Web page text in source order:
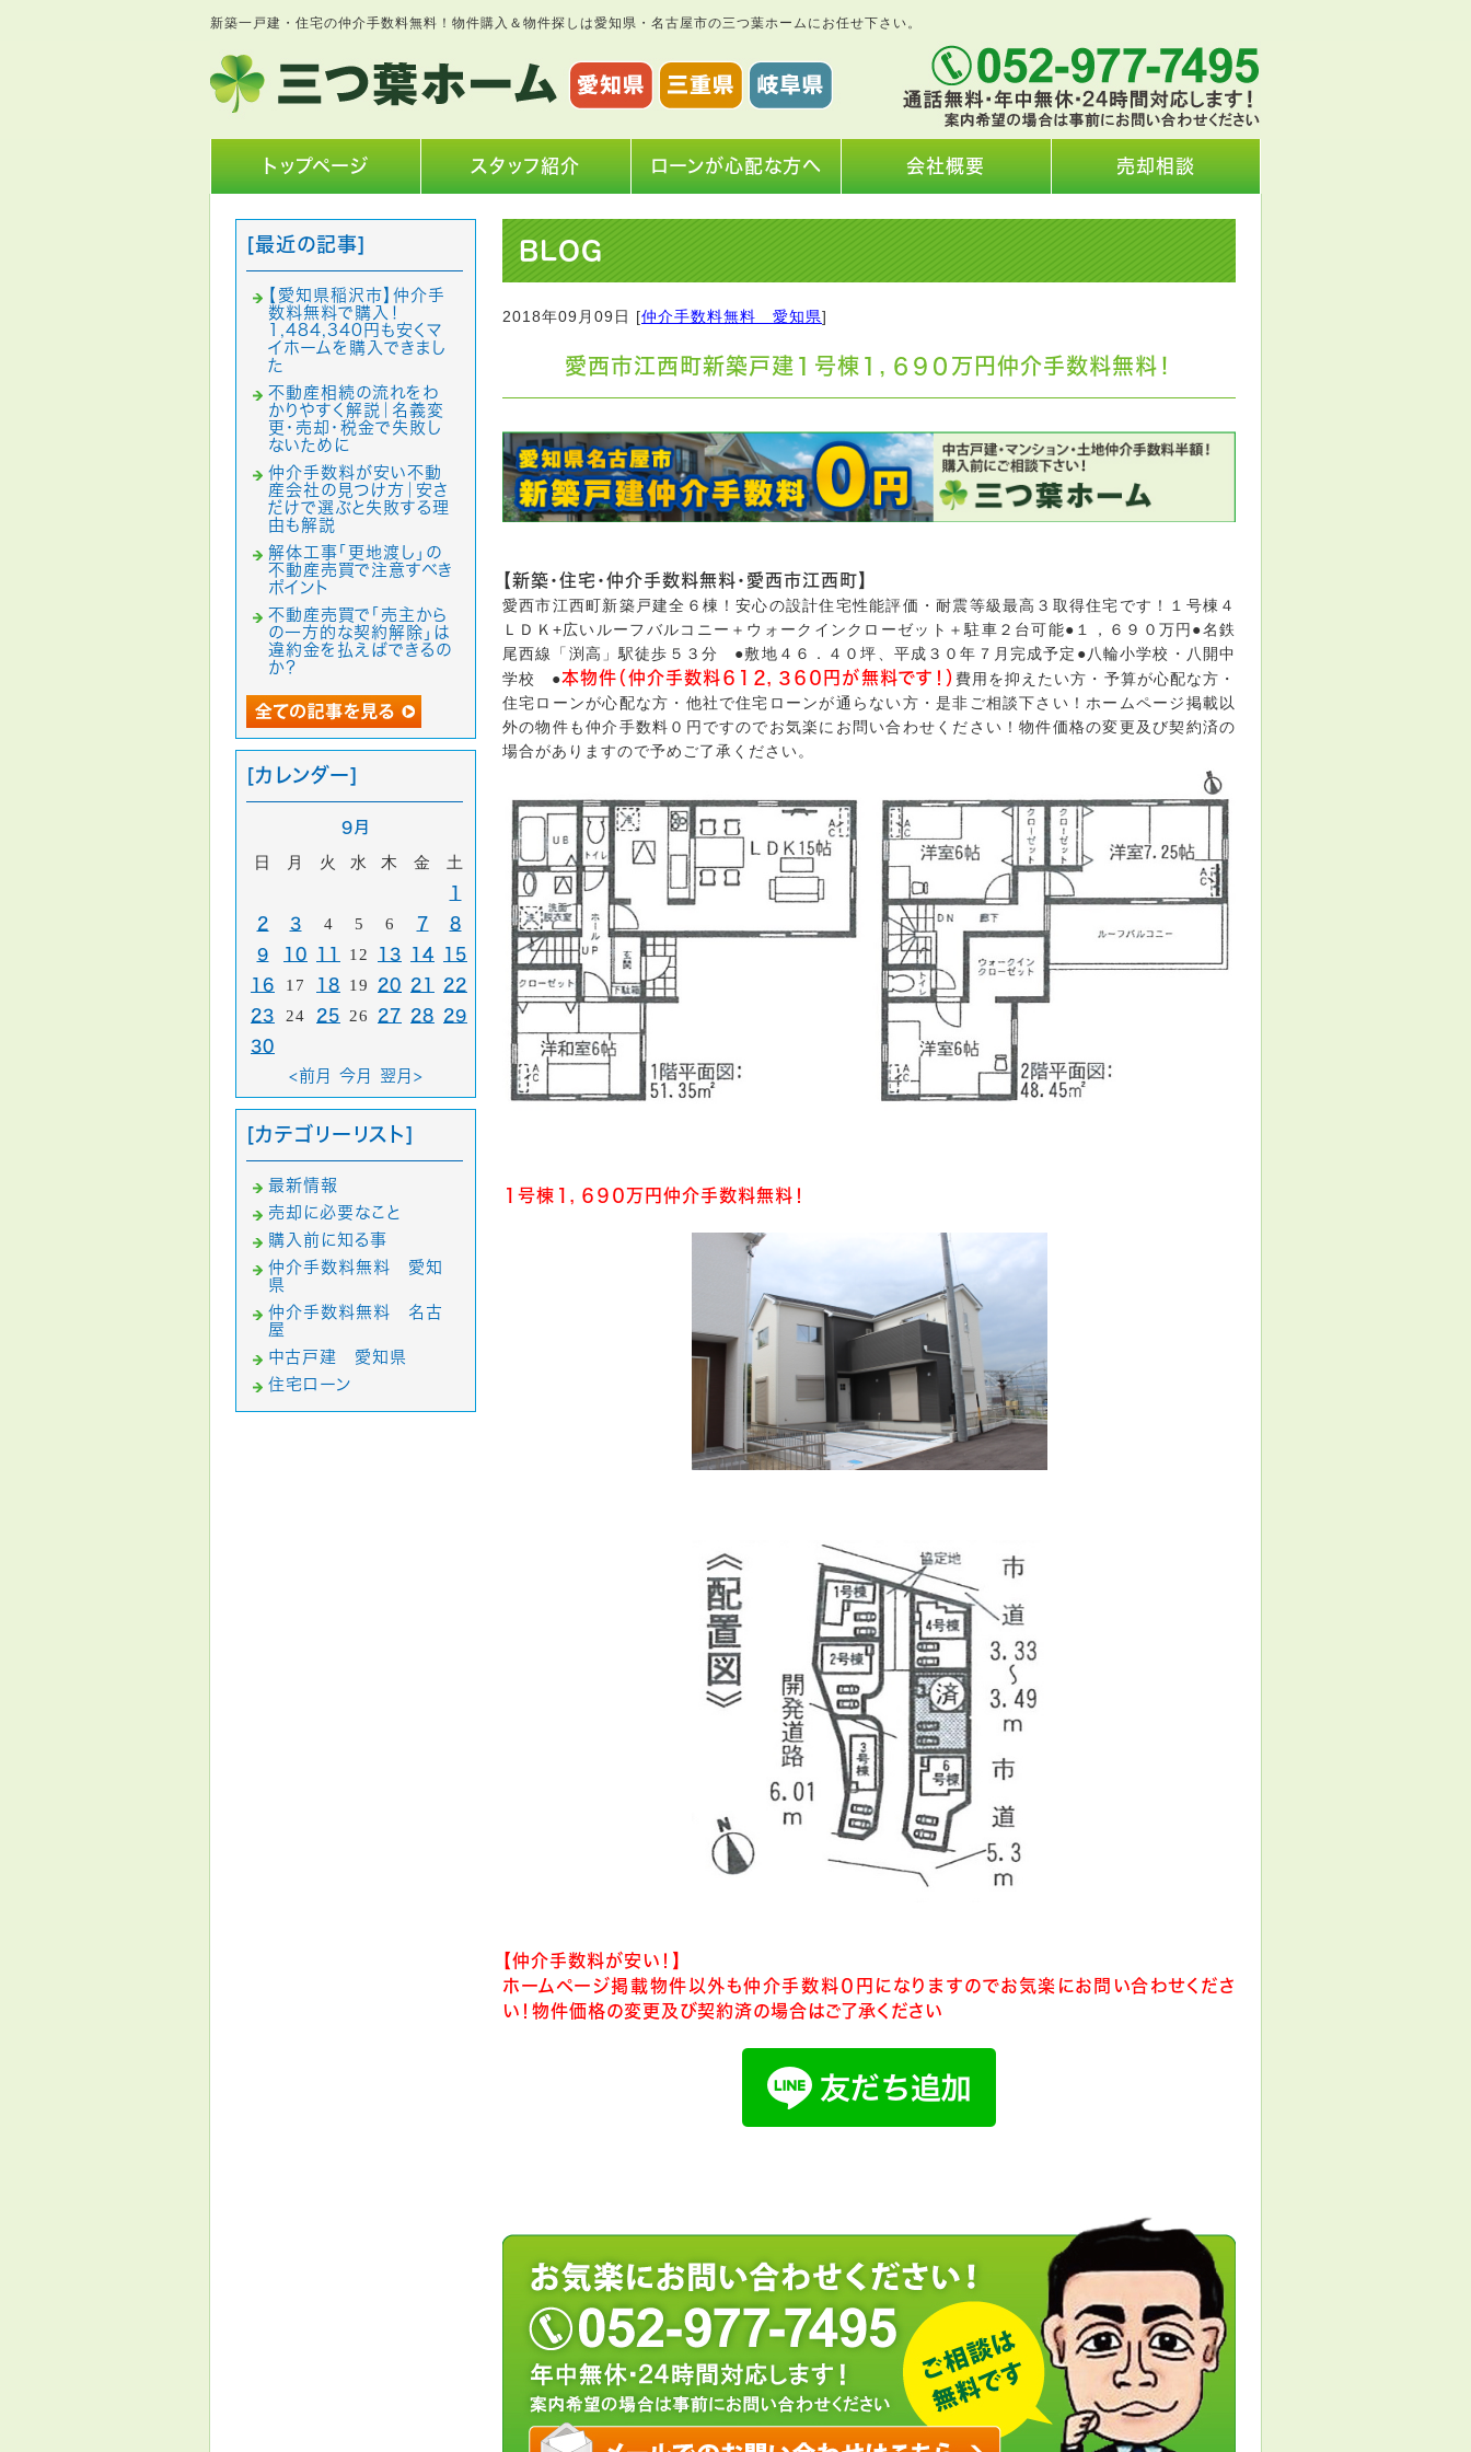
新築一戸建・住宅の仲介手数料無料！物件購入＆物件探しは愛知県・名古屋市の三つ葉ホームにお任せ下さい。
トップページ スタッフ紹介 ローンが心配な方へ 会社概要 売却相談
BLOG
2018年09月09日 [仲介手数料無料 愛知県]
愛西市江西町新築戸建１号棟１，６９０万円仲介手数料無料！
【新築・住宅・仲介手数料無料・愛西市江西町】
愛西市江西町新築戸建全６棟！安心の設計住宅性能評価・耐震等級最高３取得住宅です！１号棟４
ＬＤＫ+広いルーフバルコニー＋ウォークインクローゼット＋駐車２台可能●１，６９０万円●名鉄
尾西線「渕高」駅徒歩５３分 ●敷地４６．４０坪、平成３０年７月完成予定●八輪小学校・八開中
学校 ●本物件（仲介手数料６１２，３６０円が無料です！） 費用を抑えたい方・予算が心配な方・
住宅ローンが心配な方・他社で住宅ローンが通らない方・是非ご相談下さい！ホームページ掲載以
外の物件も仲介手数料０円ですのでお気楽にお問い合わせください！物件価格の変更及び契約済の
場合がありますので予めご了承ください。
１号棟１，６９０万円仲介手数料無料！
【仲介手数料が安い！】
ホームページ掲載物件以外も仲介手数料０円になりますのでお気楽にお問い合わせくださ
い！物件価格の変更及び契約済の場合はご了承ください
[最近の記事]
【愛知県稲沢市】仲介手
数料無料で購入！
1,484,340円も安くマ
イホームを購入できまし
た
不動産相続の流れをわ
かりやすく解説｜名義変
更・売却・税金で失敗し
ないために
仲介手数料が安い不動
産会社の見つけ方｜安さ
だけで選ぶと失敗する理
由も解説
解体工事「更地渡し」の
不動産売買で注意すべき
ポイント
不動産売買で「売主から
の一方的な契約解除」は
違約金を払えばできるの
か？
[カレンダー]
9月
日 月 火 水 木 金 土
1
2
3 4 5 6 7
8
9
10 11 12 13 14
15
16
17 18 19 20 21
22
23
24 25 26 27 28
29
30
<前月
今月 翌月>
[カテゴリーリスト]
最新情報
売却に必要なこと
購入前に知る事
仲介手数料無料 愛知
県
仲介手数料無料 名古
屋
中古戸建 愛知県
住宅ローン